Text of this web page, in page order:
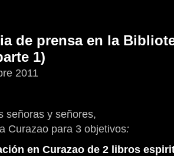
de prensa en la
1)
2011
señoras y señores,
Curazao para 3 objetivos:
en Curazao de 2 libros